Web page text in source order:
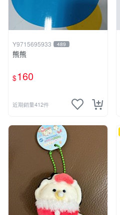
Y9715695933 489
熊熊
$160
近期銷量412件